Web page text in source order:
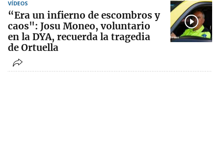
VÍDEOS
“Era un infierno de escombros y
caos": Josu Moneo, voluntario
en la DYA, recuerda la tragedia
de Ortuella